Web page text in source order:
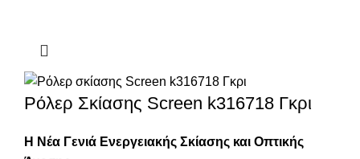
Ρόλερ Σκίασης Screen k316718 Γκρι
Η Νέα Γενιά Ενεργειακής Σκίασης και Οπτικής